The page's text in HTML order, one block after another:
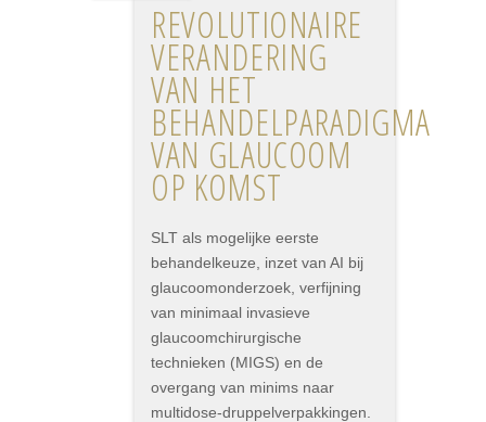
REVOLUTIONAIRE
VERANDERING
VAN HET
BEHANDELPARADIGMA
VAN GLAUCOOM
OP KOMST
SLT als mogelijke eerste
behandelkeuze, inzet van AI bij
glaucoomonderzoek, verfijning
van minimaal invasieve
glaucoomchirurgische
technieken (MIGS) en de
overgang van minims naar
multidose-druppelverpakkingen.